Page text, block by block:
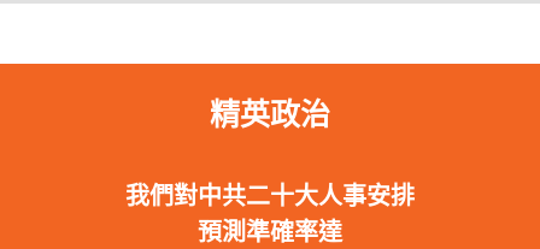
精英政治
我們對中共二十大人事安排
預測準確率達